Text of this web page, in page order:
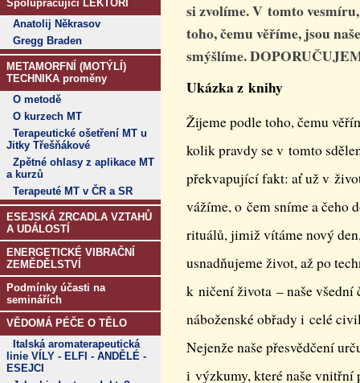
Spolupracující LEKTOŘI
Anatolij Někrasov
Gregg Braden
METAMORFNÍ (MOTÝLÍ)
TECHNIKA proměny
O metodě
O kurzech MT
Terapeutické ošetření MT u
Jitky Třešňákové
Zpětné ohlasy z aplikace MT
a kurzů
Terapeuté MT v ČR a SR
ESEJSKÁ ZRCADLA VZTAHŮ
A UDÁLOSTÍ
ENERGETICKÉ VIBRAČNÍ
ZEMĚDĚLSTVÍ
Podmínky účasti na
seminářích
VĚDOMÁ PÉČE O TĚLO
Italská aromaterapeutická
linie VÍLY - ELFI - ANDĚLÉ -
ESEJCI
si zvolíme. V tomto
toho, čemu věříme, jsou
smýšlíme.
Ukázka z knihy
Žijeme podle toho, čemu
kolik pravdy se v tomto
překvapující fakt: ať už v
vážíme, o čem sníme a čeho
rituálů, jimiž vítáme nový
usnadňujeme život, až po
k ničení života – naše
náboženské obřady i celé
Nejenže naše přesvědčení
i výzkumy, které naše vnitřní